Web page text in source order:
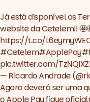
Já está disponível os
website da Cetelem!!
https://t.co/
#Cetelem#ApplePay
pic.twitter.com/
— Ricardo Andrade
Agora deverá ser uma
o Apple Pay fique